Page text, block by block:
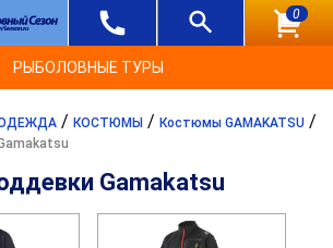
0
РЫБОЛОВНЫЕ ТУРЫ
/ КОСТЮМЫ / Костюмы GAMAKATSU /
Gamakatsu